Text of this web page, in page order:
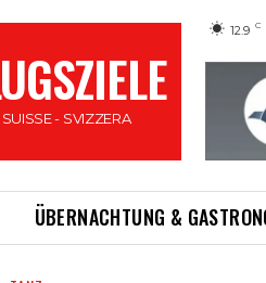
- SVIZZERA
12.9 C
ÜBERNACHTUNG &